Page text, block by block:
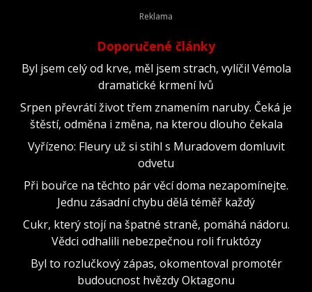
Doporučené články
Byl jsem celý od krve, měl jsem strach, vylíčil Vémola
dramatické krmení lvů
Srpen převrátí život třem znamením naruby. Čeká je
štěstí, odměna i změna, na kterou dlouho čekala
Vyřízeno: Fleury už si stihl s Muradovem domluvit
odvetu
Při bouřce na těchto pár věcí doma nezapomínejte.
Jednu zásadní chybu dělá téměř každý
Cukr, který stojí na špatné straně, pomáhá nádoru.
Vědci odhalili nebezpečnou roli fruktózy
Byl to rozlučkový zápas, okomentoval promotér
budoucnost hvězdy Oktagonu